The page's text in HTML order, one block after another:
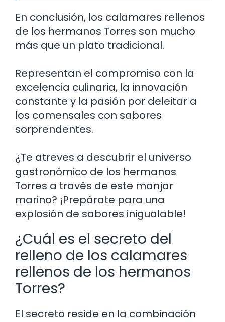
En conclusión, los calamares rellenos
de los hermanos Torres son mucho
más que un plato tradicional.
Representan el compromiso con la
excelencia culinaria, la innovación
constante y la pasión por deleitar a
los comensales con sabores
sorprendentes.
¿Te atreves a descubrir el universo
gastronómico de los hermanos
Torres a través de este manjar
marino? ¡Prepárate para una
explosión de sabores inigualable!
¿Cuál es el secreto del
relleno de los calamares
rellenos de los hermanos
Torres?
El secreto reside en la combinación